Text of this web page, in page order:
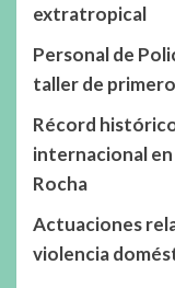
extratropical
Personal de
taller de
Récord
internacional
Rocha
Actuaciones
violencia